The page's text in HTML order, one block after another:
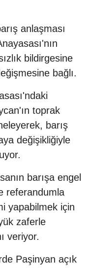
anlaşması
bildirgesine
bağlı.
toprak
barış
değişikliğiyle
barışa engel
referandumla
yapabilmek için
zaferle
veriyor.
Paşinyan açık